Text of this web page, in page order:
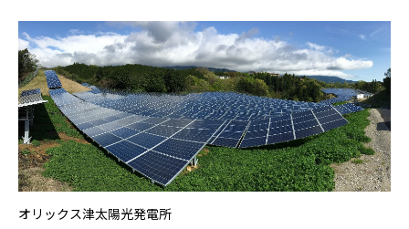
オリックス津太陽光発電所